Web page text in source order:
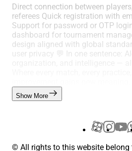
Direct connection between
referees Quick registration with
Support for password or OTP
dashboard for tournament
design aligned with global
user privacy 💬 In one sentence:
Show More
© All rights to this website belong